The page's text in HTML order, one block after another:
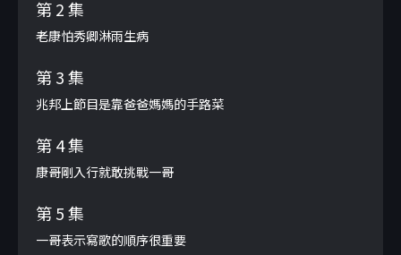
第 2 集
老康怕秀卿淋雨生病
第 3 集
兆邦上節目是靠爸爸媽媽的手路菜
第 4 集
康哥剛入行就敢挑戰一哥
第 5 集
一哥表示寫歌的順序很重要